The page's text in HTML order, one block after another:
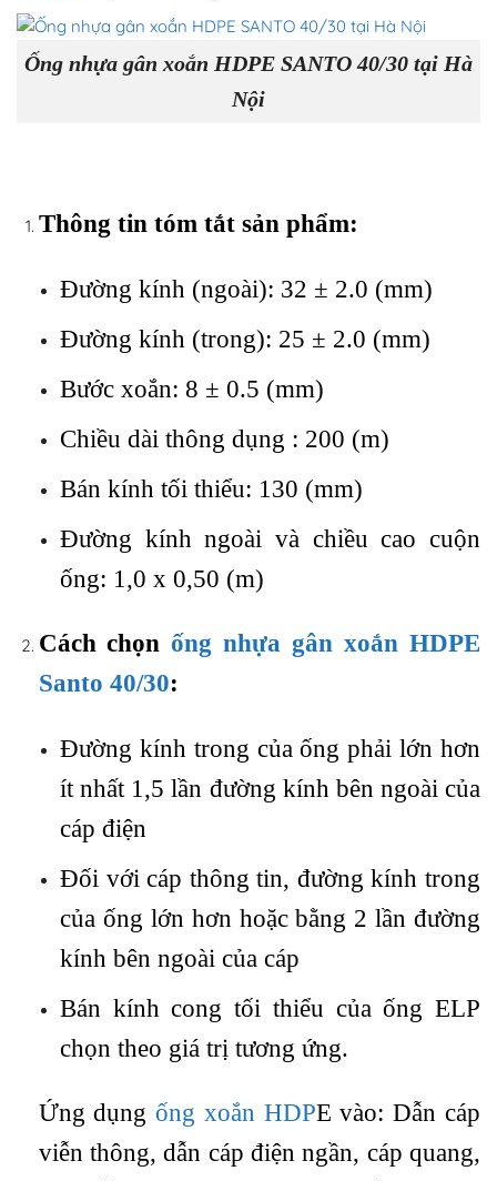
Ống nhựa gân xoắn HDPE SANTO 40/30 tại Hà
Nội
Thông tin tóm tắt sản phẩm:
Đường kính (ngoài): 32 ± 2.0 (mm)
Đường kính (trong): 25 ± 2.0 (mm)
Bước xoắn: 8 ± 0.5 (mm)
Chiều dài thông dụng : 200 (m)
Bán kính tối thiểu: 130 (mm)
Đường kính ngoài và chiều cao cuộn
ống: 1,0 x 0,50 (m)
Cách chọnống nhựa gân xoắn HDPE
Santo 40/30:
Đường kính trong của ống phải lớn hơn
ít nhất 1,5 lần đường kính bên ngoài của
cáp điện
Đối với cáp thông tin, đường kính trong
của ống lớn hơn hoặc bằng 2 lần đường
kính bên ngoài của cáp
Bán kính cong tối thiểu của ống ELP
chọn theo giá trị tương ứng.
Ứng dụngống xoắn HDPE vào: Dẫn cáp
viễn thông, dẫn cáp điện ngần, cáp quang,